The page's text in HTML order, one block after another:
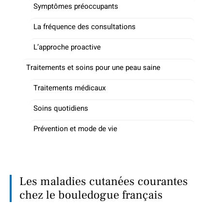
Symptômes préoccupants
La fréquence des consultations
L’approche proactive
Traitements et soins pour une peau saine
Traitements médicaux
Soins quotidiens
Prévention et mode de vie
Les maladies cutanées courantes
chez le bouledogue français